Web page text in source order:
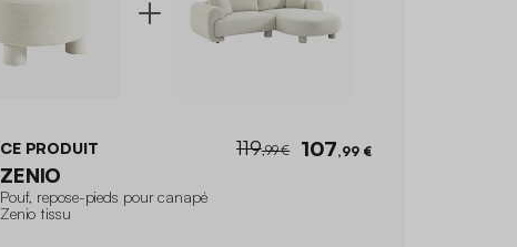
CE PRODUIT
ZENIO
Pouf, repose-pieds pour canapé
Zenio tissu
119,99 € 107,99 €